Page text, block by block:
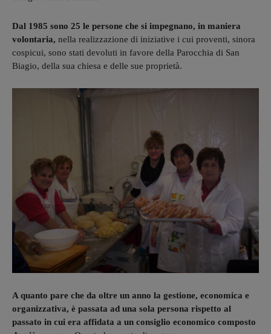
Dal 1985 sono 25 le persone che si impegnano, in maniera
volontaria, nella realizzazione di iniziative i cui proventi, sinora
cospicui, sono stati devoluti in favore della Parocchia di San
Biagio, della sua chiesa e delle sue proprietà.
A quanto pare che da oltre un anno la gestione, economica e
organizzativa, è passata ad una sola persona rispetto al
passato in cui era affidata a un consiglio economico composto